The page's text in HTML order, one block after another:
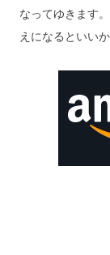
なってゆきます
えになるといい